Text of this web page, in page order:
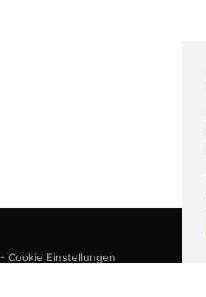
-Cookie Einstellungen